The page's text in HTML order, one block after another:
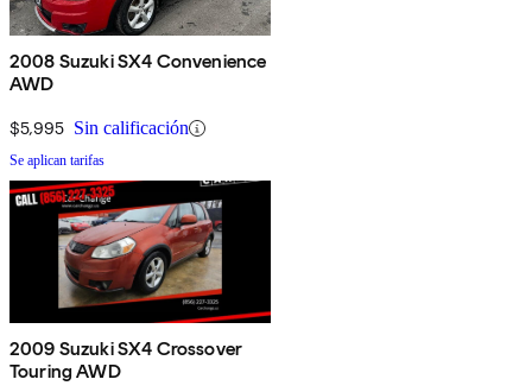
2008 Suzuki SX4 Convenience
AWD
$5,995 Sin calificación
Se aplican tarifas
2009 Suzuki SX4 Crossover
Touring AWD